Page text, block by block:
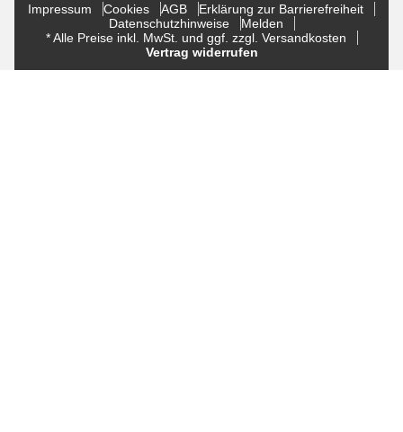
Impressum Cookies AGB
Erklärung zur Barrierefreiheit
Datenschutzhinweise
Melden
* Alle Preise inkl. MwSt. und ggf. zzgl. Versandkosten
Vertrag widerrufen